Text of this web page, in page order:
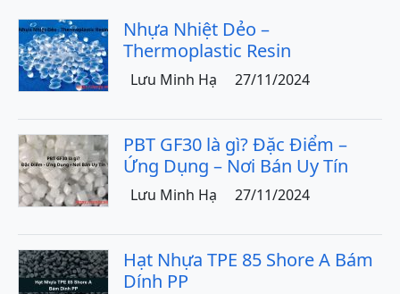
Nhựa Nhiệt Dẻo –
Thermoplastic Resin
Lưu Minh Hạ 27/11/2024
PBT GF30 là gì? Đặc Điểm –
Ứng Dụng – Nơi Bán Uy Tín
Lưu Minh Hạ 27/11/2024
Hạt Nhựa TPE 85 Shore A Bám
Dính PP